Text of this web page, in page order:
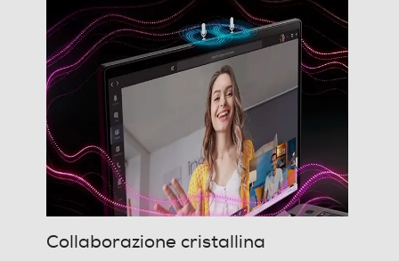
15,6
Display antiriflesso
Ris. orizzontale-pixel
1920
Ris. verticale-pixel
1080
Collaborazione cristallina